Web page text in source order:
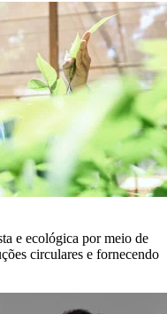
e ecológica por meio de
circulares e fornecendo